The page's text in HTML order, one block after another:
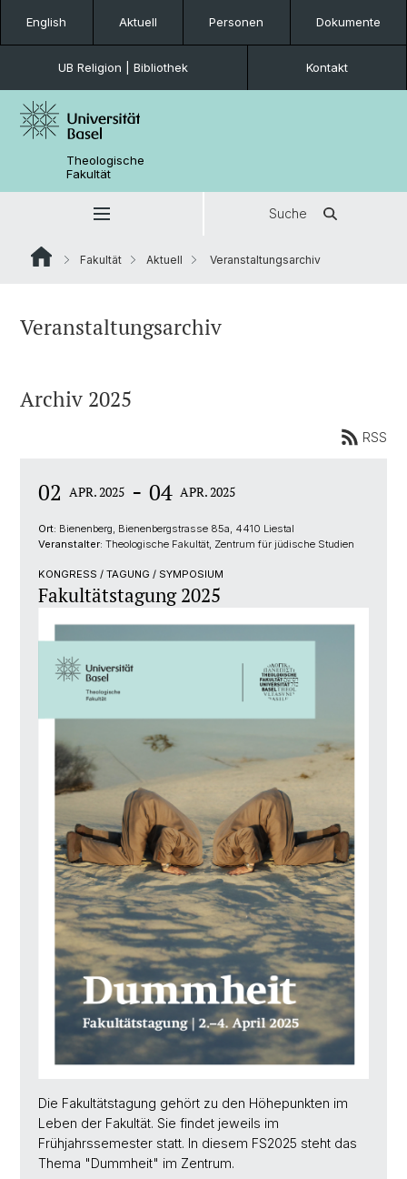
English Aktuell Personen Dokumente
UB Religion | Bibliothek Kontakt
Theologische
Fakultät
Suche
Fakultät Aktuell Veranstaltungsarchiv
Veranstaltungsarchiv
Archiv 2025
RSS
02 APR. 2025 - 04 APR. 2025
Ort: Bienenberg, Bienenbergstrasse 85a, 4410 Liestal
Veranstalter: Theologische Fakultät, Zentrum für jüdische Studien
KONGRESS / TAGUNG / SYMPOSIUM
Fakultätstagung 2025
Die Fakultätstagung gehört zu den Höhepunkten im
Leben der Fakultät. Sie findet jeweils im
Frühjahrssemester statt. In diesem FS2025 steht das
Thema "Dummheit" im Zentrum.